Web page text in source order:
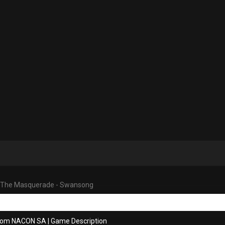
Masquerade - Swansong
NACON SA Game Description